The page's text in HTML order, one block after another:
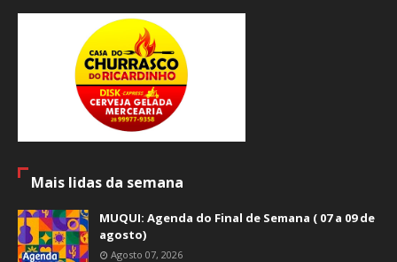
Mais lidas da semana
MUQUI: Agenda do Final de Semana ( 07 a 09 de
agosto)
Agosto 07, 2026